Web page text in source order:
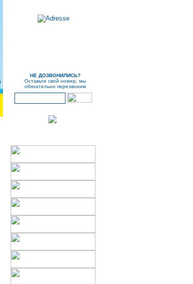
НЕ ДОЗВОНИЛИСЬ?
Оставьте свой номер, мы
обязательно перезвоним